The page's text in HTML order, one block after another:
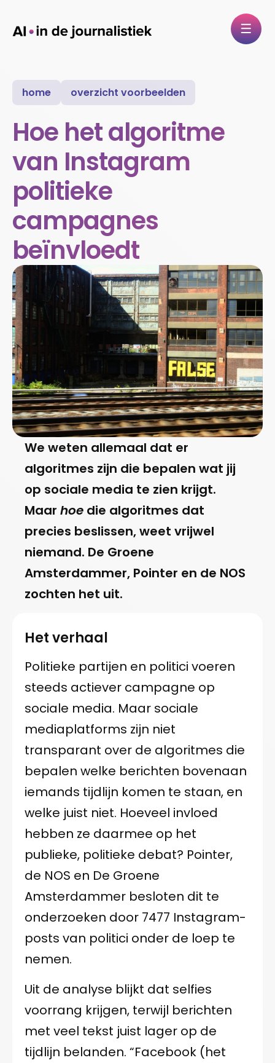
home overzicht voorbeelden
Hoe het algoritme
van Instagram
politieke
campagnes
beïnvloedt
We weten allemaal dat er
algoritmes zijn die bepalen wat jij
op sociale media te zien krijgt.
Maar hoe die algoritmes dat
precies beslissen, weet vrijwel
niemand. De Groene
Amsterdammer, Pointer en de NOS
zochten het uit.
Het verhaal
Politieke partijen en politici voeren
steeds actiever campagne op
sociale media. Maar sociale
mediaplatforms zijn niet
transparant over de algoritmes die
bepalen welke berichten bovenaan
iemands tijdlijn komen te staan, en
welke juist niet. Hoeveel invloed
hebben ze daarmee op het
publieke, politieke debat? Pointer,
de NOS en De Groene
Amsterdammer besloten dit te
onderzoeken door 7477 Instagram-
posts van politici onder de loep te
nemen.
Uit de analyse blijkt dat selfies
voorrang krijgen, terwijl berichten
met veel tekst juist lager op de
tijdlijn belanden. “Facebook (het